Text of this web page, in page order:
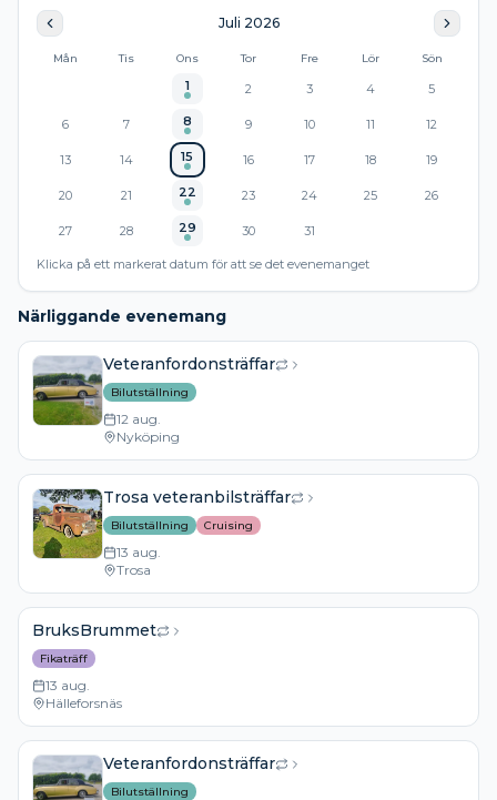
Juli 2026
Mån Tis Ons Tor Fre Lör Sön
1 2 3 4 5
6 7 8 9 10 11 12
13 14 15 16 17 18 19
20 21 22 23 24 25 26
27 28 29 30 31
Klicka på ett markerat datum för att se det evenemanget
Närliggande evenemang
Veteranfordonsträffar
Bilutställning
12 aug.
Nyköping
Trosa veteranbilsträffar
Bilutställning Cruising
13 aug.
Trosa
BruksBrummet
Fikaträff
13 aug.
Hälleforsnäs
Veteranfordonsträffar
Bilutställning